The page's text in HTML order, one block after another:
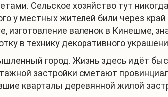
Сельское хозяйство тут
у местных жителей били через
изготовление валенок в Кинешме,
в технику декоративного
город. Жизнь здесь идёт
застройки сметают
кварталы деревянной жилой